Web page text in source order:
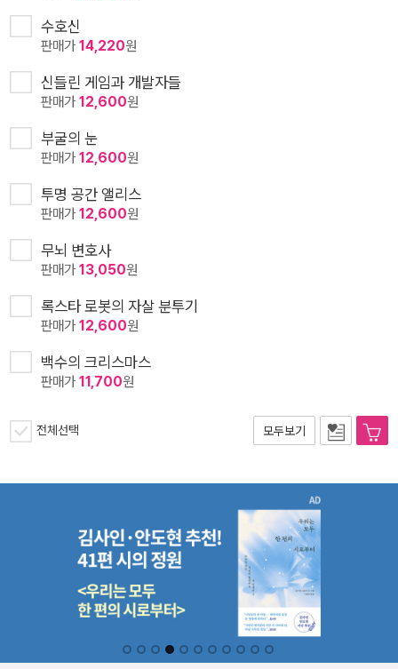
수호신
판매가14,220원
신들린 게임과 개발자들
판매가12,600원
부굴의 눈
판매가12,600원
투명 공간 앨리스
판매가12,600원
무뇌 변호사
판매가13,050원
록스타 로봇의 자살 분투기
판매가12,600원
백수의 크리스마스
판매가11,700원
전체선택 모두보기